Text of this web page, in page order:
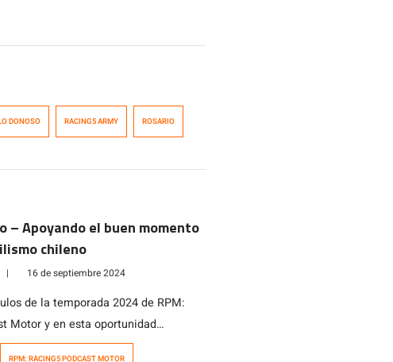
DONOSO RACING5 ARMY ROSARIO
– Apoyando el buen momento
chileno
| 16 de septiembre 2024
de la temporada 2024 de RPM:
Motor y en esta oportunidad
Pablo Donoso, piloto chileno con
RPM: RACING5 PODCAST MOTOR